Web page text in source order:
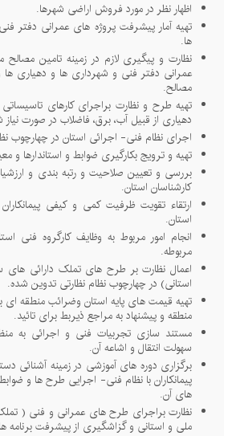
اظهار نظر در مورد فروش اراضی شهرها.
تهیه آمار پیشرفت پروژه های عمرانی دفتر
ها.
نظارت و پیگیری لازم در زمینه تامین مصالح
عمرانی دفتر فنی و شهرداری ها و دهیاری
مصالح.
تهیه طرح و نظارت براجرای کارهای
دهیاری از قبیل آب، برق، فاضلاب در صورت
اجرای نظام فنی- اجرائی استان در چهارچوب
تهیه و ترویج بکارگیری ضوابط و استاندارها و
بررسی و تعیین صلاحیت و رتبه بندی و
کارشناسان استان.
ارتقاء تقویت ظرفیت کمی و کیفی
استان.
انجام امور مربوط به وظایف کارگروه فنی
مربوطه.
اعمال نظارت بر طرح های تملک دارائی
استانی) در چهارچوب نظام نظارتی تدوین شده.
تهیه قیمت های پایه استان وضرائب منطقه
منطقه و پیشنهاد به مراجع ذیربط برای تائید.
مستند سازی تجربیات فنی و اجرائی به
سهولت انتقال و اشاعه آن.
برگزاری دوره های آموزشی در زمینه آشنائی
پیمانکاران با نظام فنی- اجرایی طرح ها و
های آن.
نظارت براجرای طرح های عمرانی و فنی (
ملی و استانی و گزاشگیری از پیشرفت برنامه ها